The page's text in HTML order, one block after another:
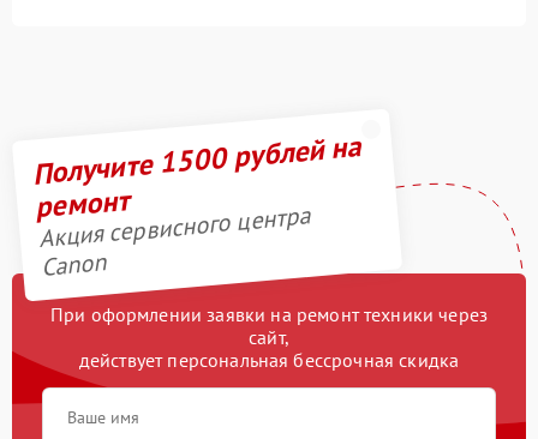
Получите 1500 рублей на
ремонт
Акция сервисного центра
Canon
При оформлении заявки на ремонт техники через
сайт,
действует персональная бессрочная скидка